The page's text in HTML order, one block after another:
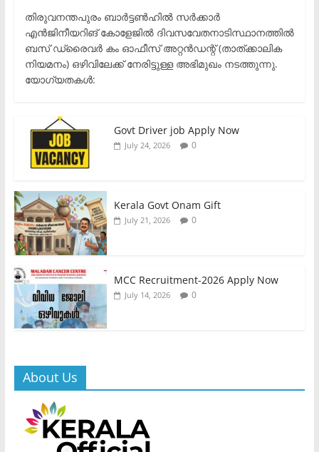
തിരുവനന്തപുരം ബാർട്ടൺഹിൽ സർക്കാർ
എൻജിനീയറിങ് കോളേജിൽ ദിവസവേതനാടിസ്ഥാനത്തിൽ
ബസ് ഡ്രൈവർ കം ഓഫീസ് അറ്റൻഡന്റ് (താത്ക്കാലിക
നിയമനം) ഒഴിവിലേക്ക് നേരിട്ടുള്ള അഭിമുഖം നടത്തുന്നു.​
യോഗ്യതകൾ:
Govt Driver job Apply Now
July 24, 2026 0
Kerala Govt Onam Gift
July 21, 2026 0
MCC Recruitment-2026 Apply Now
July 14, 2026 0
About Us